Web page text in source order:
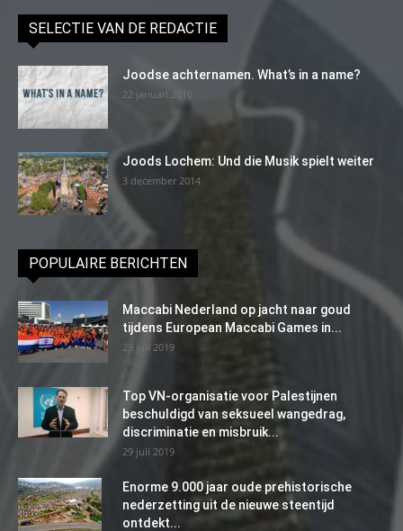
SELECTIE VAN DE REDACTIE
Joodse achternamen. What’s in a name?
22 januari 2016
Joods Lochem: Und die Musik spielt weiter
3 december 2014
POPULAIRE BERICHTEN
Maccabi Nederland op jacht naar goud
tijdens European Maccabi Games in...
29 juli 2019
Top VN-organisatie voor Palestijnen
beschuldigd van seksueel wangedrag,
discriminatie en misbruik...
29 juli 2019
Enorme 9.000 jaar oude prehistorische
nederzetting uit de nieuwe steentijd
ontdekt...